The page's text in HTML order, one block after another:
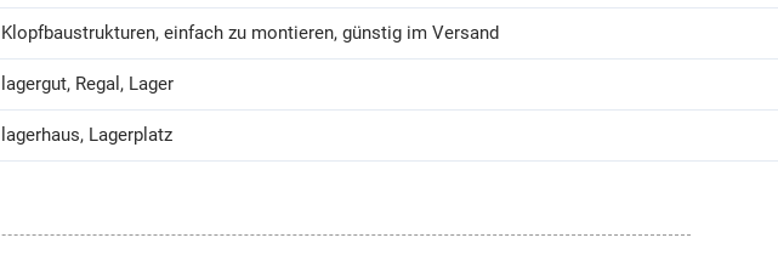
Klopfbaustrukturen, einfach zu montieren, günstig im Versand
lagergut, Regal, Lager
lagerhaus, Lagerplatz